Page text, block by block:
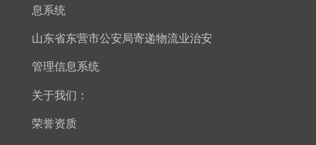
息系统
山东省东营市公安局寄递物流业治安
管理信息系统
关于我们：
荣誉资质